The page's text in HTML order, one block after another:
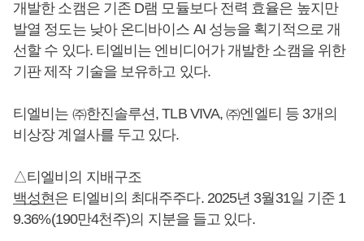
개발한 소캠은 기존 D램 모듈보다 전력 효율은 높지만
발열 정도는 낮아 온디바이스 AI 성능을 획기적으로 개
선할 수 있다. 티엘비는 엔비디어가 개발한 소캠을 위한
기판 제작 기술을 보유하고 있다.
티엘비는 ㈜한진솔루션, TLB VIVA, ㈜엔엘티 등 3개의
비상장 계열사를 두고 있다.
△티엘비의 지배구조
백성현은 티엘비의 최대주주다. 2025년 3월31일 기준 1
9.36%(190만4천주)의 지분을 들고 있다.